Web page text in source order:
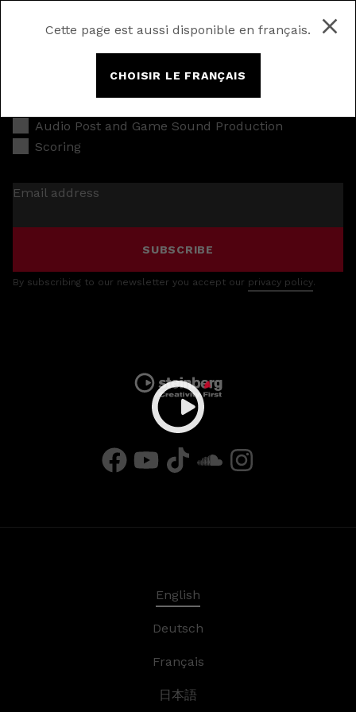
Cette page est aussi disponible en français.
CHOISIR LE FRANÇAIS
Audio Post and Game Sound Production
Scoring
Email address
SUBSCRIBE
By subscribing to our newsletter you accept our privacy policy.
English
Deutsch
Français
日本語